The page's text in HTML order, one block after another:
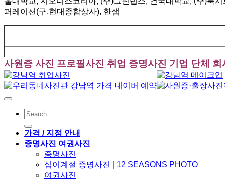
퍼레이션(구.현대종합상사), 한샘
사원증 사진 프로필사진 취업 증명사진 기업 단체
가격 / 지점 안내
증명사진 여권사진
증명사진
십이계절 증명사진 | 12 SEASONS PHOTO
여권사진